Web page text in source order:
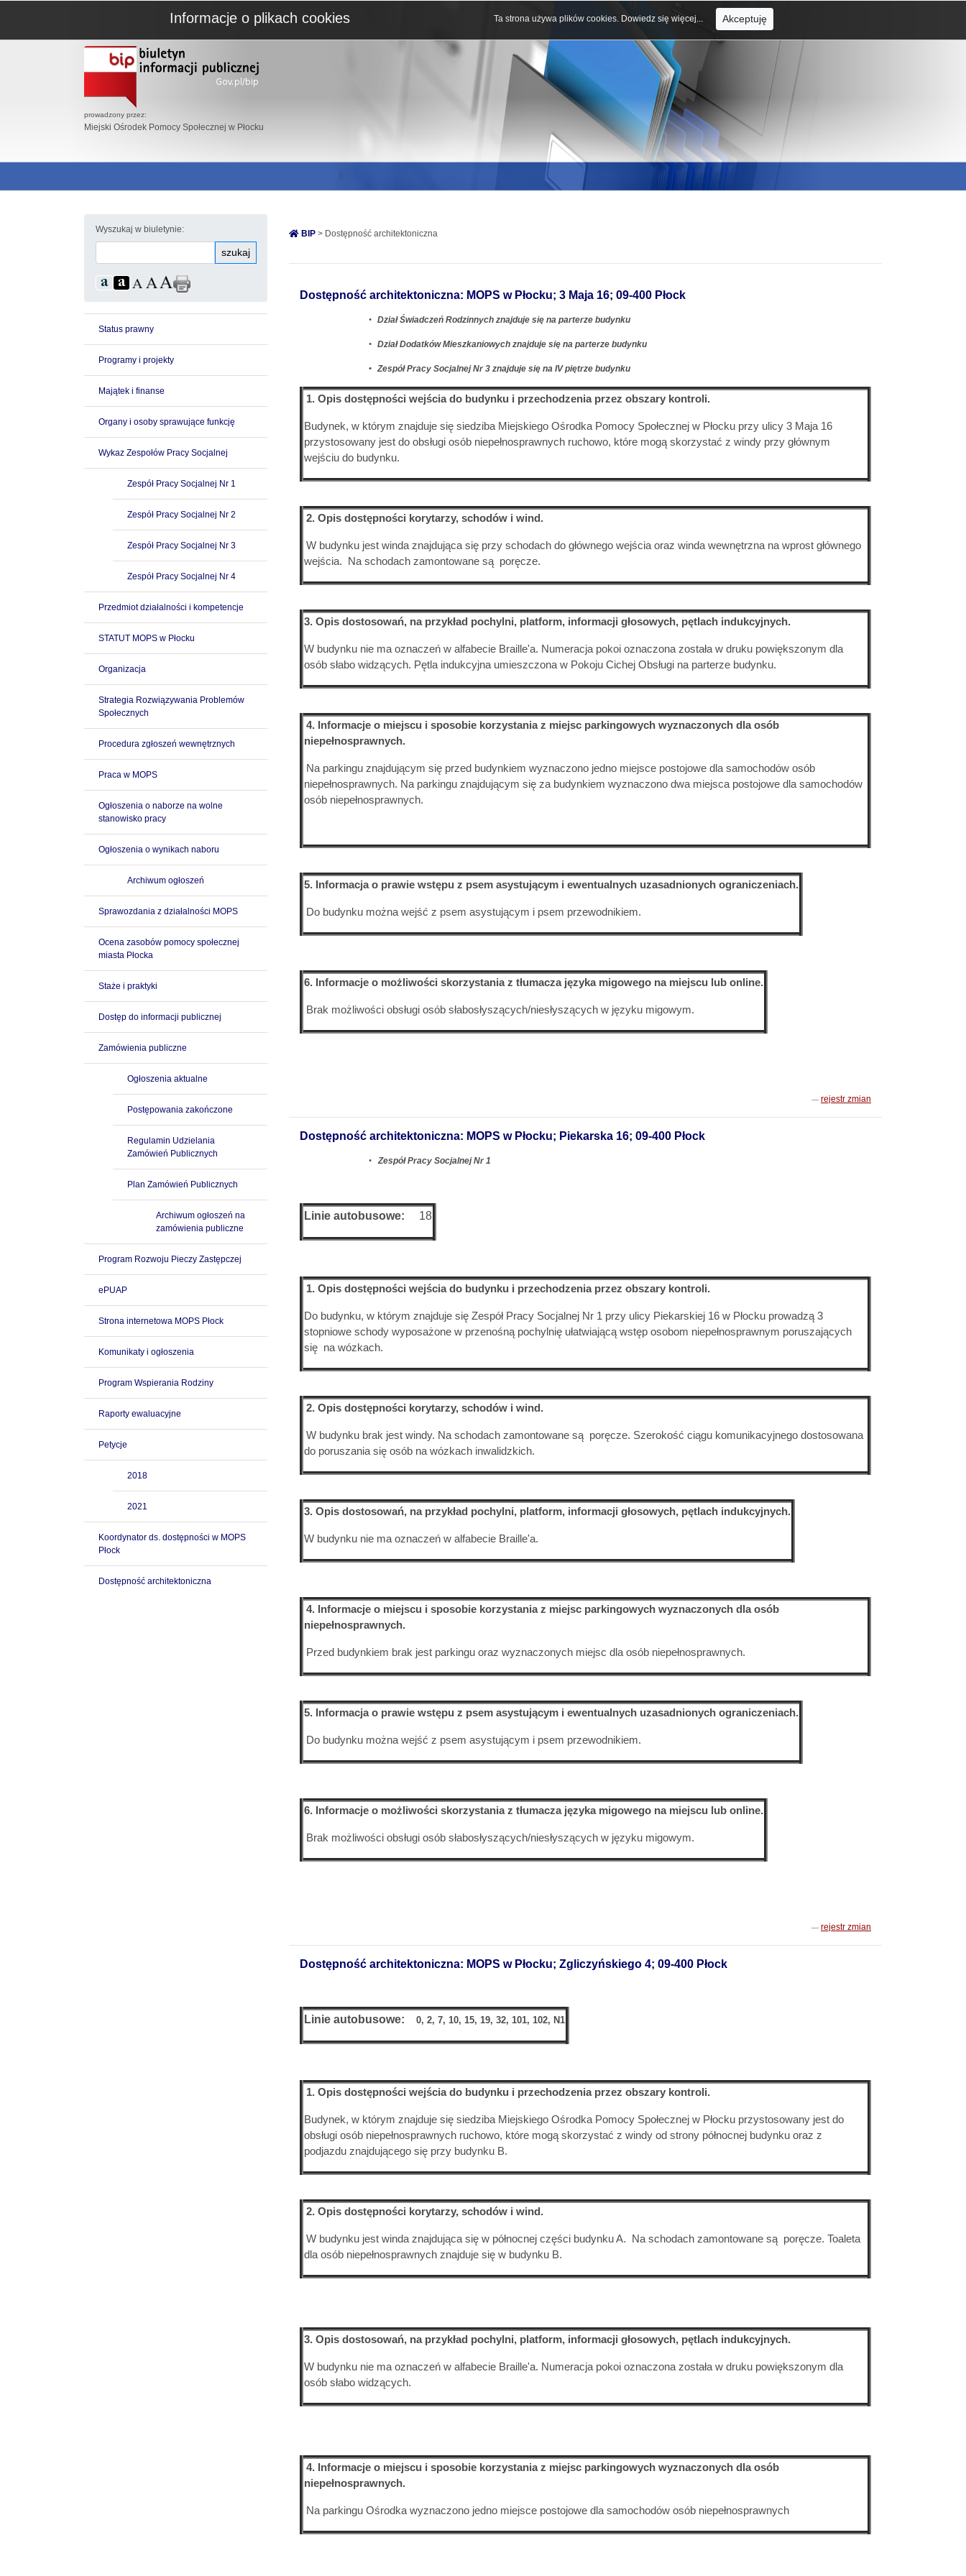
prowadzony przez:
Miejski Ośrodek Pomocy Społecznej w Płocku
Wyszukaj w biuletynie:
szukaj
Status prawny
Programy i projekty
Majątek i finanse
Organy i osoby sprawujące funkcję
Wykaz Zespołów Pracy Socjalnej
Zespół Pracy Socjalnej Nr 1
Zespół Pracy Socjalnej Nr 2
Zespół Pracy Socjalnej Nr 3
Zespół Pracy Socjalnej Nr 4
Przedmiot działalności i kompetencje
STATUT MOPS w Płocku
Organizacja
Strategia Rozwiązywania Problemów
Społecznych
Procedura zgłoszeń wewnętrznych
Praca w MOPS
Ogłoszenia o naborze na wolne
stanowisko pracy
Ogłoszenia o wynikach naboru
Archiwum ogłoszeń
Sprawozdania z działalności MOPS
Ocena zasobów pomocy społecznej
miasta Płocka
Staże i praktyki
Dostęp do informacji publicznej
Zamówienia publiczne
Ogłoszenia aktualne
Postępowania zakończone
Regulamin Udzielania
Zamówień Publicznych
Plan Zamówień Publicznych
Archiwum ogłoszeń na
zamówienia publiczne
Program Rozwoju Pieczy Zastępczej
ePUAP
Strona internetowa MOPS Płock
Komunikaty i ogłoszenia
Program Wspierania Rodziny
Raporty ewaluacyjne
Petycje
2018
2021
Koordynator ds. dostępności w MOPS
Płock
Dostępność architektoniczna
BIP > Dostępność architektoniczna
Dostępność architektoniczna: MOPS w Płocku; 3 Maja 16; 09-400 Płock
• Dział Świadczeń Rodzinnych znajduje się na parterze budynku
• Dział Dodatków Mieszkaniowych znajduje się na parterze budynku
• Zespół Pracy Socjalnej Nr 3 znajduje się na IV piętrze budynku
1. Opis dostępności wejścia do budynku i przechodzenia przez obszary kontroli.
Budynek, w którym znajduje się siedziba Miejskiego Ośrodka Pomocy Społecznej w Płocku przy ulicy 3 Maja 16
przystosowany jest do obsługi osób niepełnosprawnych ruchowo, które mogą skorzystać z windy przy głównym
wejściu do budynku.
2. Opis dostępności korytarzy, schodów i wind.
W budynku jest winda znajdująca się przy schodach do głównego wejścia oraz winda wewnętrzna na wprost głównego
wejścia. Na schodach zamontowane są poręcze.
3. Opis dostosowań, na przykład pochylni, platform, informacji głosowych, pętlach indukcyjnych.
W budynku nie ma oznaczeń w alfabecie Braille'a. Numeracja pokoi oznaczona została w druku powiększonym dla
osób słabo widzących. Pętla indukcyjna umieszczona w Pokoju Cichej Obsługi na parterze budynku.
4. Informacje o miejscu i sposobie korzystania z miejsc parkingowych wyznaczonych dla osób
niepełnosprawnych.
Na parkingu znajdującym się przed budynkiem wyznaczono jedno miejsce postojowe dla samochodów osób
niepełnosprawnych. Na parkingu znajdującym się za budynkiem wyznaczono dwa miejsca postojowe dla samochodów
osób niepełnosprawnych.
5. Informacja o prawie wstępu z psem asystującym i ewentualnych uzasadnionych ograniczeniach.
Do budynku można wejść z psem asystującym i psem przewodnikiem.
6. Informacje o możliwości skorzystania z tłumacza języka migowego na miejscu lub online.
Brak możliwości obsługi osób słabosłyszących/niesłyszących w języku migowym.
rejestr zmian
Dostępność architektoniczna: MOPS w Płocku; Piekarska 16; 09-400 Płock
• Zespół Pracy Socjalnej Nr 1
Linie autobusowe: 18
1. Opis dostępności wejścia do budynku i przechodzenia przez obszary kontroli.
Do budynku, w którym znajduje się Zespół Pracy Socjalnej Nr 1 przy ulicy Piekarskiej 16 w Płocku prowadzą 3
stopniowe schody wyposażone w przenośną pochylnię ułatwiającą wstęp osobom niepełnosprawnym poruszających
się na wózkach.
2. Opis dostępności korytarzy, schodów i wind.
W budynku brak jest windy. Na schodach zamontowane są poręcze. Szerokość ciągu komunikacyjnego dostosowana
do poruszania się osób na wózkach inwalidzkich.
3. Opis dostosowań, na przykład pochylni, platform, informacji głosowych, pętlach indukcyjnych.
W budynku nie ma oznaczeń w alfabecie Braille'a.
4. Informacje o miejscu i sposobie korzystania z miejsc parkingowych wyznaczonych dla osób
niepełnosprawnych.
Przed budynkiem brak jest parkingu oraz wyznaczonych miejsc dla osób niepełnosprawnych.
5. Informacja o prawie wstępu z psem asystującym i ewentualnych uzasadnionych ograniczeniach.
Do budynku można wejść z psem asystującym i psem przewodnikiem.
6. Informacje o możliwości skorzystania z tłumacza języka migowego na miejscu lub online.
Brak możliwości obsługi osób słabosłyszących/niesłyszących w języku migowym.
rejestr zmian
Dostępność architektoniczna: MOPS w Płocku; Zgliczyńskiego 4; 09-400 Płock
Linie autobusowe: 0, 2, 7, 10, 15, 19, 32, 101, 102, N1
1. Opis dostępności wejścia do budynku i przechodzenia przez obszary kontroli.
Budynek, w którym znajduje się siedziba Miejskiego Ośrodka Pomocy Społecznej w Płocku przystosowany jest do
obsługi osób niepełnosprawnych ruchowo, które mogą skorzystać z windy od strony północnej budynku oraz z
podjazdu znajdującego się przy budynku B.
2. Opis dostępności korytarzy, schodów i wind.
W budynku jest winda znajdująca się w północnej części budynku A. Na schodach zamontowane są poręcze. Toaleta
dla osób niepełnosprawnych znajduje się w budynku B.
3. Opis dostosowań, na przykład pochylni, platform, informacji głosowych, pętlach indukcyjnych.
W budynku nie ma oznaczeń w alfabecie Braille'a. Numeracja pokoi oznaczona została w druku powiększonym dla
osób słabo widzących.
4. Informacje o miejscu i sposobie korzystania z miejsc parkingowych wyznaczonych dla osób
niepełnosprawnych.
Na parkingu Ośrodka wyznaczono jedno miejsce postojowe dla samochodów osób niepełnosprawnych
Informacje o plikach cookies Ta strona używa plików cookies. Dowiedz się więcej... Akceptuję